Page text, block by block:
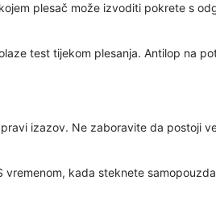
plesač može izvoditi pokrete s
test tijekom plesanja. Antilop na
izazov. Ne zaboravite da postoji
kada steknete